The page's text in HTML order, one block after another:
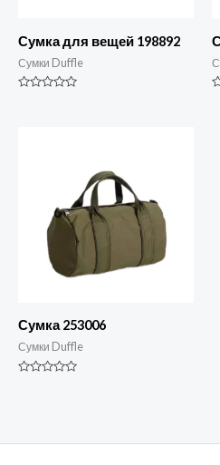
Сумка для вещей 198892
Сумки Duffle
Сумка 253006
Сумки Duffle